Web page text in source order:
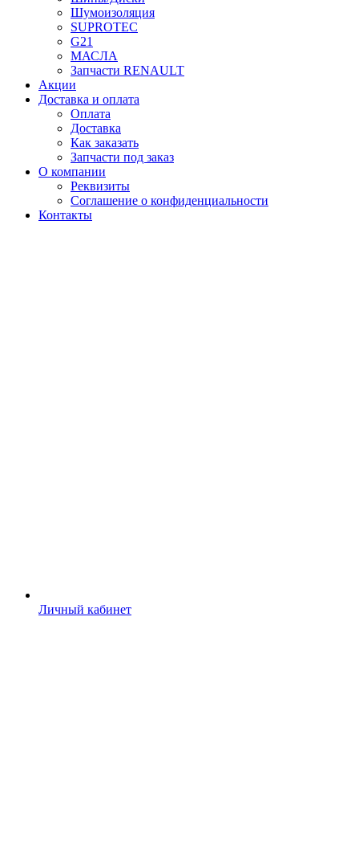
Шумоизоляция
SUPROTEC
G21
МАСЛА
Запчасти RENAULT
Акции
Доставка и оплата
Оплата
Доставка
Как заказать
Запчасти под заказ
О компании
Реквизиты
Соглашение о конфиденциальности
Контакты
Личный кабинет